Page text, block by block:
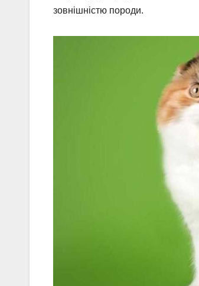
зовнішністю породи.